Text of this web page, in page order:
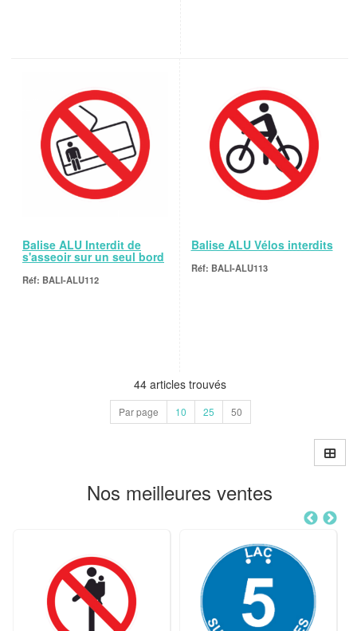
Balise ALU Interdit de
s'asseoir sur un seul bord
BALI-ALU112
Balise ALU Vélos interdits
BALI-ALU113
44 articles trouvés
Par page 10 25 50
Nos meilleures ventes